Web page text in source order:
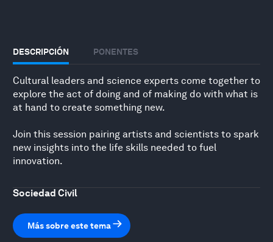
DESCRIPCIÓN PONENTES
Cultural leaders and science experts come together to
explore the act of doing and of making do with what is
at hand to create something new.
Join this session pairing artists and scientists to spark
new insights into the life skills needed to fuel
innovation.
Sociedad Civil
Más sobre este tema